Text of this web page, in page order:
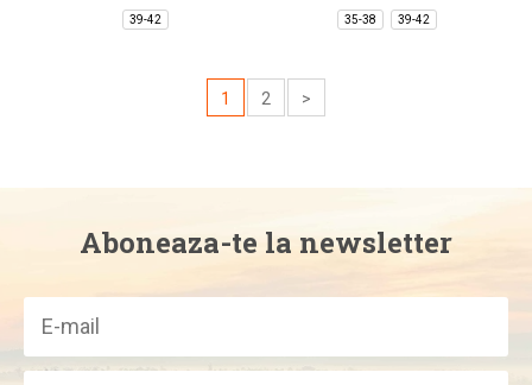
39-42 35-38 39-42
1 2 >
Aboneaza-te la newsletter